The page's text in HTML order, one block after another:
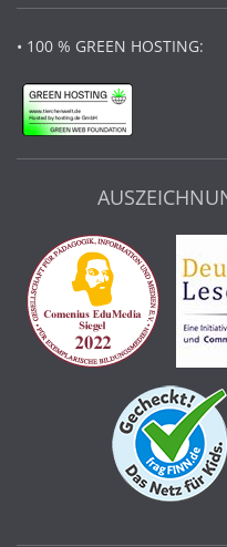
• 100 % GREEN HOSTING: